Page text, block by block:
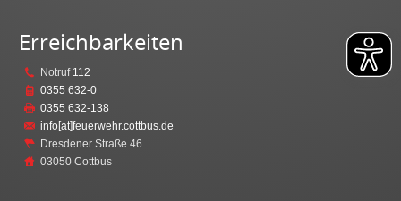
Erreichbarkeiten
Notruf 112
0355 632-0
0355 632-138
info[at]feuerwehr.cottbus.de
Dresdener Straße 46
03050 Cottbus